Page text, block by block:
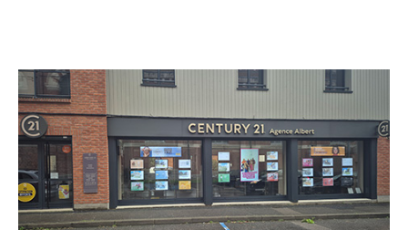
CENTURY 21 Agence Albert
10 rue Anicet Godin
ALBERT - 80300
Envoyer un message